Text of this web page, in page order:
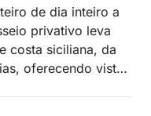
de dia inteiro a
privativo leva
costa siciliana, da
oferecendo vistas